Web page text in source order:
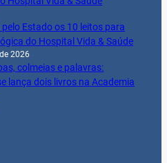
Estado os 10 leitos para
do Hospital Vida & Saúde
2026
colmeias e palavras:
lança dois livros na Academia